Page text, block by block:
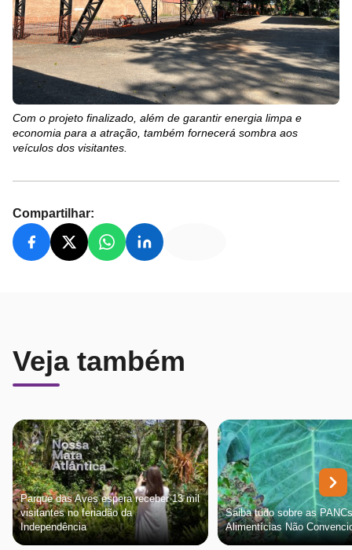
Com o projeto finalizado, além de garantir energia limpa e
economia para a atração, também fornecerá sombra aos
veículos dos visitantes.
Compartilhar:
Veja também
Parque das Aves espera receber 13 mil
visitantes no feriadão da
Independência
Saiba tudo sobre as
Alimentícias Não